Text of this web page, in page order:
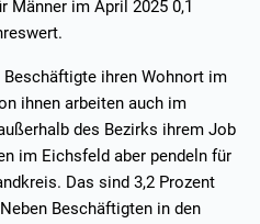
im April 2025 0,1
Beschäftigte ihren Wohnort im
ihnen arbeiten auch im
des Bezirks ihrem Job
im Eichsfeld aber pendeln für
Das sind 3,2 Prozent
Beschäftigten in den